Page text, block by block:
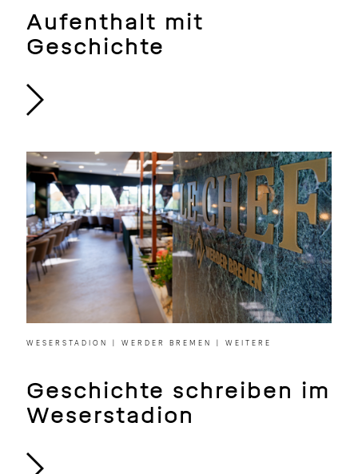
Aufenthalt mit
Geschichte
WESERSTADION | WERDER BREMEN | WEITERE
Geschichte schreiben im
Weserstadion